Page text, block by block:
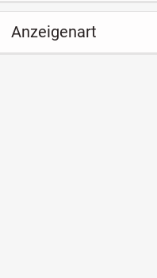
Anzeigenart